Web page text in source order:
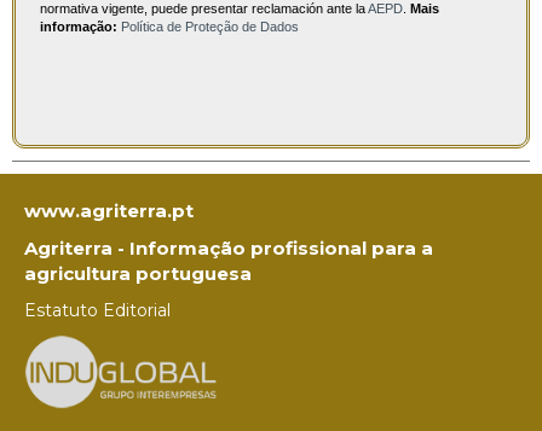
normativa vigente, puede presentar reclamación ante laAEPD Mais
informação: Política de Proteção de Dados
www.agriterra.pt
Agriterra - Informação profissional para a
agricultura portuguesa
Estatuto Editorial